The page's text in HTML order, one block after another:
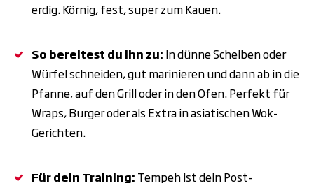
erdig. Körnig, fest, super zum Kauen.
So bereitest du ihn zu: In dünne Scheiben oder
Würfel schneiden, gut marinieren und dann ab in die
Pfanne, auf den Grill oder in den Ofen. Perfekt für
Wraps, Burger oder als Extra in asiatischen Wok-
Gerichten.
Für dein Training: Tempeh ist dein Post-